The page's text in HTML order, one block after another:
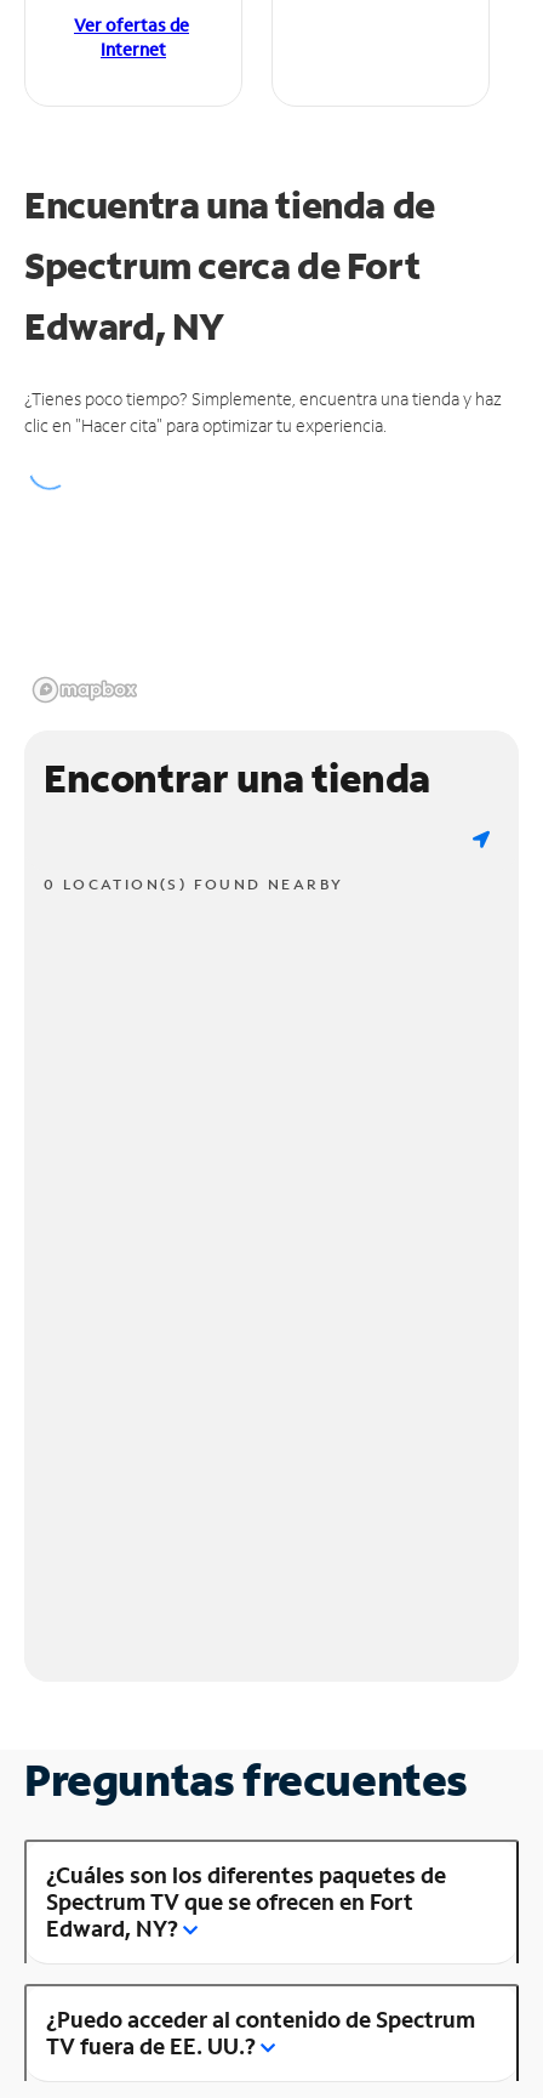
Ver ofertas de
Internet
Encuentra una tienda de
Spectrumcerca de Fort
Edward, NY
¿Tienes poco tiempo? Simplemente, encuentra una tienda y haz
clic en "Hacer cita" para optimizar tu experiencia.
Encontrar una tienda
0 LOCATION(S) FOUND NEARBY
Preguntas frecuentes
¿Cuáles son los diferentes paquetes de
Spectrum TV que se ofrecen en Fort
Edward, NY?
¿Puedo acceder al contenido de Spectrum
TV fuera de EE. UU.?